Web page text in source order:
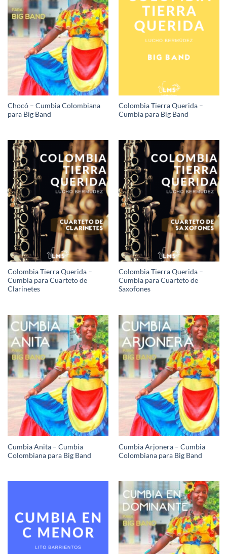
Chocó – Cumbia Colombiana
para Big Band
Colombia Tierra Querida –
Cumbia para Big Band
Colombia Tierra Querida –
Cumbia para Cuarteto de
Clarinetes
Colombia Tierra Querida –
Cumbia para Cuarteto de
Saxofones
Cumbia Anita – Cumbia
Colombiana para Big Band
Cumbia Arjonera – Cumbia
Colombiana para Big Band